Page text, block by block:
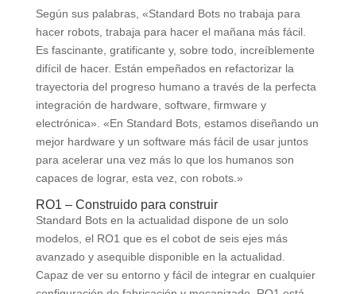
Según sus palabras, «Standard Bots no trabaja para
hacer robots, trabaja para hacer el mañana más fácil.
Es fascinante, gratificante y, sobre todo, increíblemente
difícil de hacer. Están empeñados en refactorizar la
trayectoria del progreso humano a través de la perfecta
integración de hardware, software, firmware y
electrónica». «En Standard Bots, estamos diseñando un
mejor hardware y un software más fácil de usar juntos
para acelerar una vez más lo que los humanos son
capaces de lograr, esta vez, con robots.»
RO1 – Construido para construir
Standard Bots en la actualidad dispone de un solo
modelos, el RO1 que es el cobot de seis ejes más
avanzado y asequible disponible en la actualidad.
Capaz de ver su entorno y fácil de integrar en cualquier